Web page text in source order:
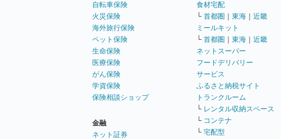
自転車保険
火災保険
海外旅行保険
ペット保険
生命保険
医療保険
がん保険
学資保険
保険相談ショップ
金融
ネット証券
食材宅配
└ 首都圏 ｜ 東海 ｜ 近畿
ミールキット
└ 首都圏 ｜ 東海 ｜ 近畿
ネットスーパー
フードデリバリー
サービス
ふるさと納税サイト
トランクルーム
└ レンタル収納スペース
└ コンテナ
└ 宅配型